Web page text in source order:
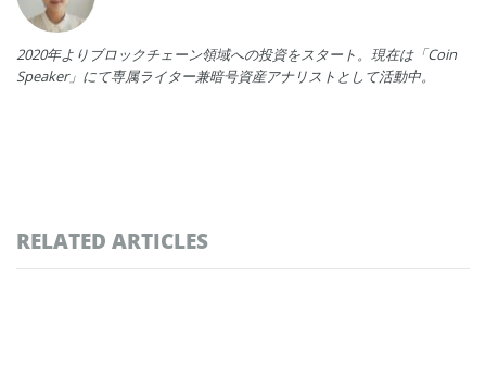
2020年よりブロックチェーン領域への投資をスタート。現在は「Coin
Speaker」にて専属ライター兼暗号資産アナリストとして活動中。
RELATED ARTICLES